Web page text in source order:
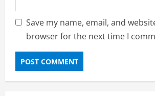
Save my name, email, and
browser for the next time I